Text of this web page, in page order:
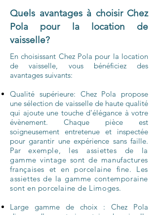
Quels avantages à choisir Chez
Pola pour la location de
vaisselle?
En choisissant Chez Pola pour la location
de vaisselle, vous bénéficiez des
avantages suivants:
Qualité supérieure: Chez Pola propose
une sélection de vaisselle de haute qualité
qui ajoute une touche d'élégance à votre
évènement. Chaque pièce est
soigneusement entretenue et inspectée
pour garantir une expérience sans faille.
Parexemple, les assiettes de la
gamme vintage sont de manufactures
françaises et en porcelaine fine. Les
assiettes de la gamme contemporaine
sont en porcelaine de Limoges.
Large gamme de choix
: Chez Pola